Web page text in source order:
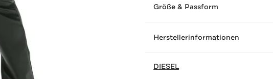
Größe & Passform
Herstellerinformationen
DIESEL